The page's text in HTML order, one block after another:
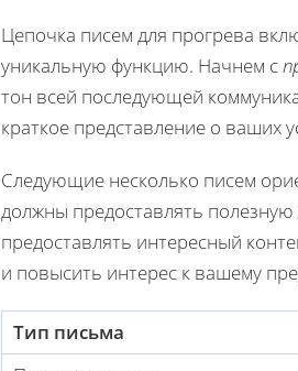
Цепочка писем для прогрева
уникальную функцию. Начнем с
тон всей последующей
краткое представление о ваших
Следующие несколько писем
должны предоставлять
предоставлять интересный
и повысить интерес к вашему
Тип письма